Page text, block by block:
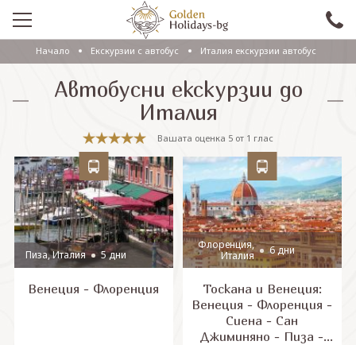
ПРОМО
EКСКУРЗИИ СЪС САМОЛЕТ
ЕКСКУРЗИИ С АВТОБУС
САМОЛЕТНИ ПОЧИВКИ
ПОЧИВКИ С АВТОБУС
ПРАЗНИЦИ
ЕКЗОТИКА
КРУИЗИ
Начало Екскурзии с автобус Италия екскурзии автобус
Автобусни екскурзии до
Италия
Вашата оценка 5 от 1 глас
Пиза, Италия 5 дни
Венеция - Флоренция
Флоренция,
Италия
6 дни
Тоскана и Венеция:
Венеция - Флоренция -
Сиена - Сан
Джиминяно - Пиза -